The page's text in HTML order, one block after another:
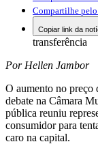
Compartilhe
Copiar link da
transferência
Por Hellen Jambor
O aumento no preço
debate na Câmara
pública reuniu
consumidor para
caro na capital.